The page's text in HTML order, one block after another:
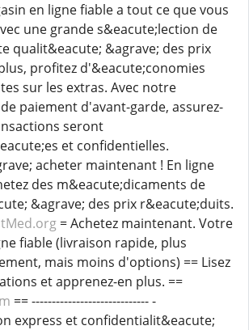
en ligne fiable a tout ce que vous
une grande s&eacute;lection de
qualit&eacute; &agrave; des prix
profitez d'&eacute;conomies
sur les extras. Avec notre
paiement d'avant-garde, assurez-
seront
et confidentielles.
acheter maintenant ! En ligne
des m&eacute;dicaments de
&agrave; des prix r&eacute;duits.
= Achetez maintenant. Votre
fiable (livraison rapide, plus
mais moins d'options) == Lisez
et apprenez-en plus. ==
== ----------------------------- -
express et confidentialit&eacute;